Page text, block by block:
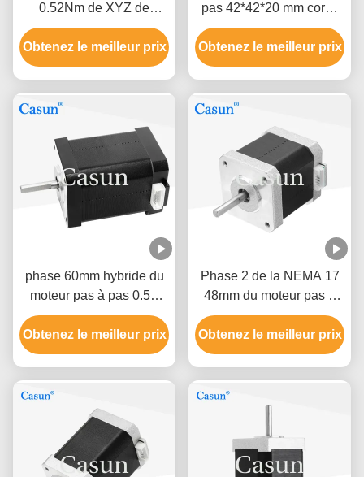
0.52Nm de XYZ de
moteur de progression de
2 phases
Obtenez le meilleur prix
pas 42*42*20 mm corps
ultrafin 1.0A 130mN.m
pour équipement médical
Obtenez le meilleur prix
phase 60mm hybride du
moteur pas à pas 0.5A
0,78 N. m2 de Nema 17
de l'imprimante 3D
Obtenez le meilleur prix
Phase 2 de la NEMA 17
48mm du moteur pas à
pas 1.5A de la NEMA 17
de Casun 0.45N.M 1,8
degrés
Obtenez le meilleur prix